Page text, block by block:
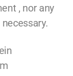
, nor any